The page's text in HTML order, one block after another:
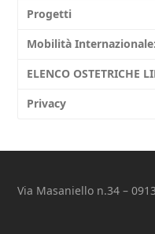
Progetti
Mobilità
ELENCO OSTETRICHE
Privacy
Via Masaniello n.34 –